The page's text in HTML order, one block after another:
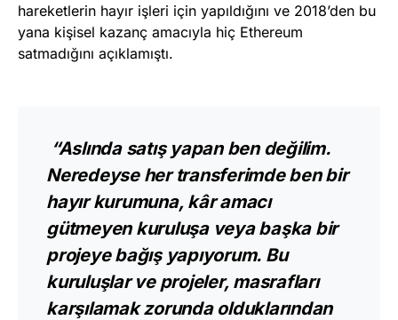
hareketlerin hayır işleri için yapıldığını ve 2018’den bu
yana kişisel kazanç amacıyla hiç Ethereum
satmadığını açıklamıştı.
“Aslında satış yapan ben değilim.
Neredeyse her transferimde ben bir
hayır kurumuna, kâr amacı
gütmeyen kuruluşa veya başka bir
projeye bağış yapıyorum. Bu
kuruluşlar ve projeler, masrafları
karşılamak zorunda olduklarından